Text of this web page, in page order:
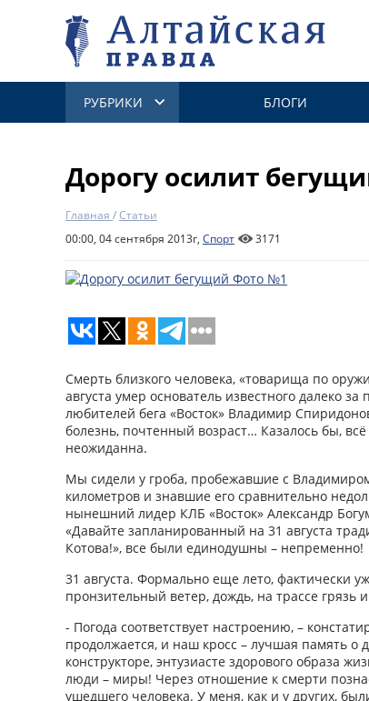
РУБРИКИ БЛОГИ
Дорогу осилит
Главная /Статьи
00:00, 04 сентября 2013г, Спорт 3171
Смерть близкого человека, «товарища по
августа умер основатель известного далеко
любителей бега «Восток» Владимир
болезнь, почтенный возраст… Казалось бы,
неожиданна.
Мы сидели у гроба, пробежавшие с
километров и знавшие его сравнительно
нынешний лидер КЛБ «Восток» Александр
«Давайте запланированный на 31 августа
Котова!», все были единодушны – непременно!
31 августа. Формально еще лето, фактически
пронзительный ветер, дождь, на трассе грязь
- Погода соответствует настроению, –
продолжается, и наш кросс – лучшая память о
конструкторе, энтузиасте здорового образа
люди – миры! Через отношение к смерти
ушедшего человека. У меня, как и у других,